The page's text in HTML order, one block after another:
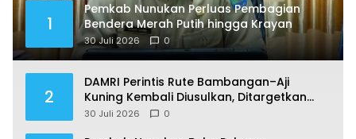
1
Pemkab Nunukan Perluas Pembagian
Bendera Merah Putih hingga Krayan
30 Juli 2026 0
2
DAMRI Perintis Rute Bambangan–Aji
Kuning Kembali Diusulkan, Ditargetkan
Mengaspal pada 2027
30 Juli 2026 0